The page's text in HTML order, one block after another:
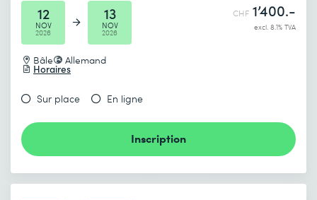
12
NOV
2026
13
NOV
2026
Bâle Allemand
Horaires
CHF 1’400.-
excl. 8.1% TVA
Sur place En ligne
Inscription